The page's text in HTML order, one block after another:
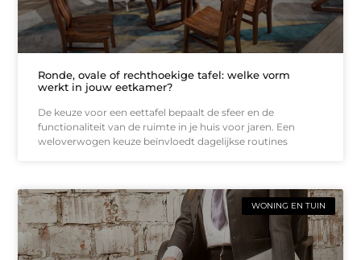
Ronde, ovale of rechthoekige tafel: welke vorm
werkt in jouw eetkamer?
De keuze voor een eettafel bepaalt de sfeer en de
functionaliteit van de ruimte in je huis voor jaren. Een
weloverwogen keuze beïnvloedt dagelijkse routines
WONING EN TUIN